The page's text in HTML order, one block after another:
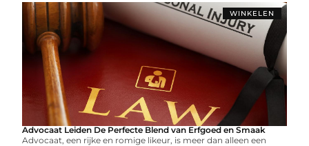
WINKELEN
Advocaat Leiden De Perfecte Blend van Erfgoed en Smaak
Advocaat, een rijke en romige likeur, is meer dan alleen een